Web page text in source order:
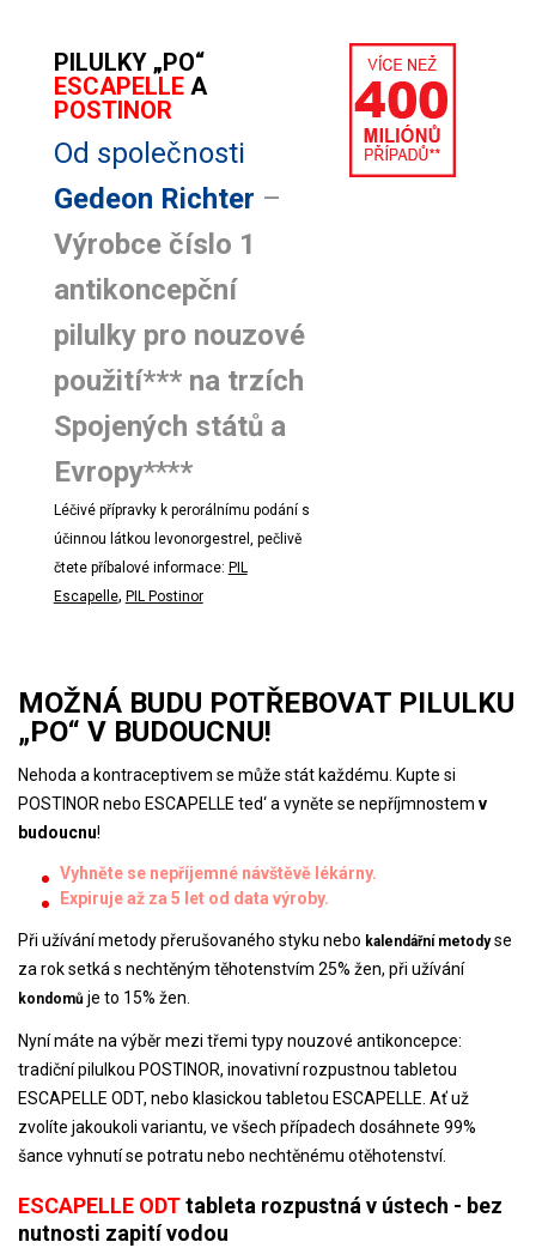
PILULKY „PO“
ESCAPELLEA
POSTINOR
Od společnosti
Gedeon Richter –
Výrobce číslo 1
antikoncepční
pilulky pro nouzové
použití*** na trzích
Spojených států a
Evropy****
Léčivé přípravky k perorálnímu podání s
účinnou látkou levonorgestrel, pečlivě
čtete příbalové informace: PIL
Escapelle, PIL Postinor
MOŽNÁ BUDU POTŘEBOVAT PILULKU
„PO“ V BUDOUCNU!
Nehoda a kontraceptivem se může stát každému. Kupte si
POSTINOR nebo ESCAPELLE ted‘ a vyněte se nepříjmnostem v
budoucnu!
Vyhněte se nepříjemné návštěvě lékárny.
Expiruje až za 5 let od data výroby.
Při užívání metody přerušovaného styku nebo kalendářní metodyse
za rok setká s nechtěným těhotenstvím 25% žen, při užívání
kondomů je to 15% žen.
Nyní máte na výběr mezi třemi typy nouzové antikoncepce:
tradiční pilulkou POSTINOR, inovativní rozpustnou tabletou
ESCAPELLE ODT, nebo klasickou tabletou ESCAPELLE. Ať už
zvolíte jakoukoli variantu, ve všech případech dosáhnete 99%
šance vyhnutí se potratu nebo nechtěnému otěhotenství.
ESCAPELLE ODTtableta rozpustná v ústech - bez
nutnosti zapití vodou